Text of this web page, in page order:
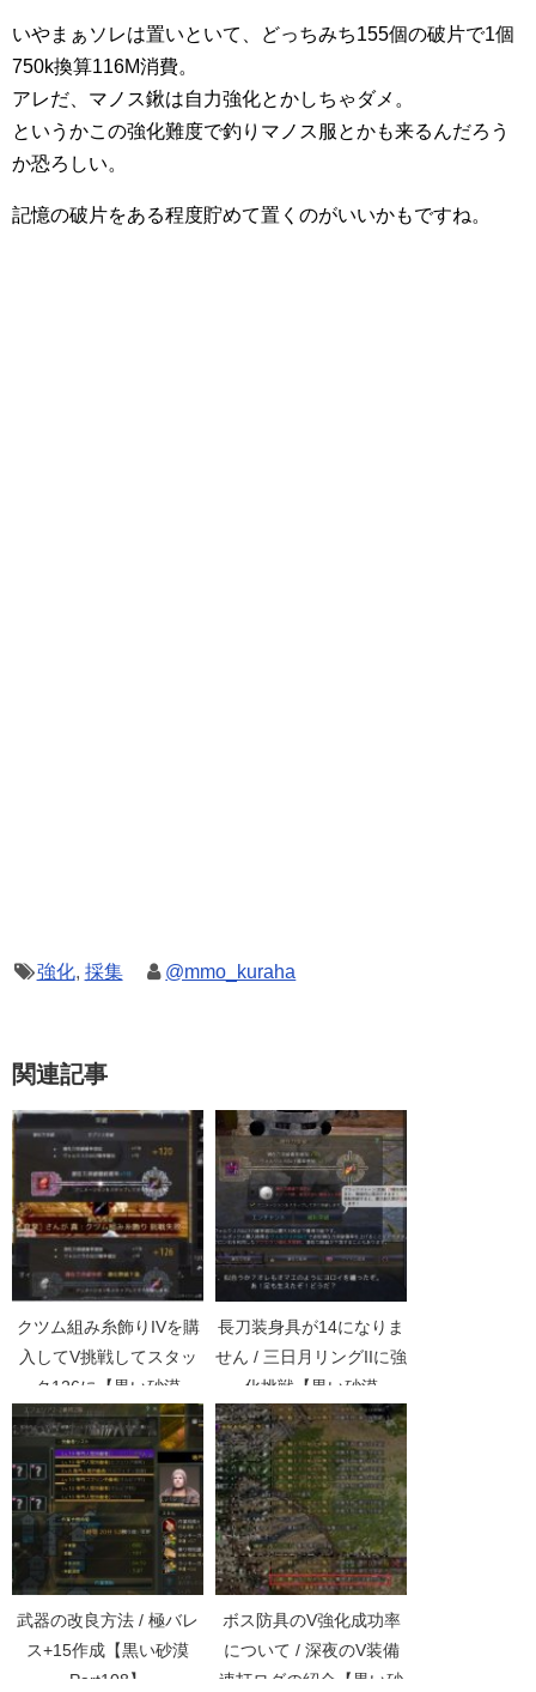
いやまぁソレは置いといて、どっちみち155個の破片で1個
750k換算116M消費。
アレだ、マノス鍬は自力強化とかしちゃダメ。
というかこの強化難度で釣りマノス服とかも来るんだろう
か恐ろしい。
記憶の破片をある程度貯めて置くのがいいかもですね。
強化, 採集 @mmo_kuraha
関連記事
クツム組み糸飾りIVを購
入してV挑戦してスタッ
ク126に【黒い砂漠
Part2188】
長刀装身具が14になりま
せん / 三日月リングIIに強
化挑戦【黒い砂漠
Part1001】
武器の改良方法 / 極バレ
ス+15作成【黒い砂漠
Part108】
ボス防具のV強化成功率
について / 深夜のV装備
連打ログの紹介【黒い砂